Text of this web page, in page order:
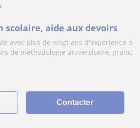
scolaire, aide aux devoirs
avec plus de vingt ans d'expérience à
de méthodologie universitaire. grand
Contacter